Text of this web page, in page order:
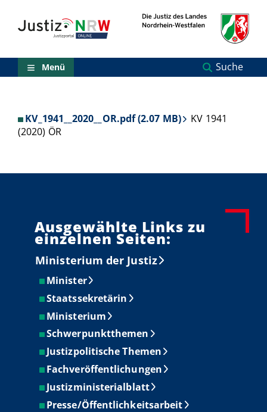
Inhalt
(Sprungmarken)
Menü
Zur
Entscheidungssuche
Zur
aktuellen
zu
einzelnen
Seiten
Menü Suche
KV_1941__2020__OR.pdf (2.07 MB)
KV 1941
(2020) ÖR
Ausgewählte Links zu
einzelnen Seiten:
Ministerium der Justiz
Minister
Staatssekretärin
Ministerium
Schwerpunktthemen
Justizpolitische Themen
Fachveröffentlichungen
Justizministerialblatt
Presse/Öffentlichkeitsarbeit